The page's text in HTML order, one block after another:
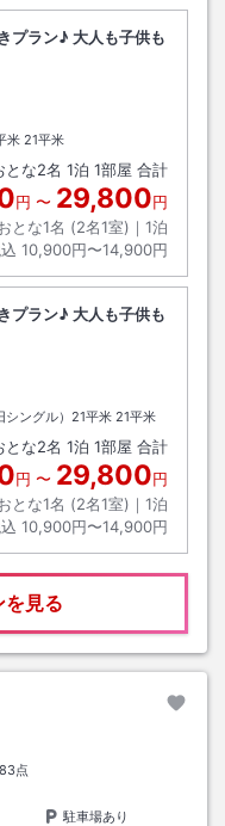
プラン♪ 大人も子供も
米 21平米
とな2名 1泊 1部屋 合計
円 〜 29,800円
とな1名 (2名1室)｜ 1泊
10,900円〜14,900円
プラン♪ 大人も子供も
シングル）21平米 21平米
とな2名 1泊 1部屋 合計
円 〜 29,800円
とな1名 (2名1室)｜ 1泊
10,900円〜14,900円
を見る
83点
駐車場あり